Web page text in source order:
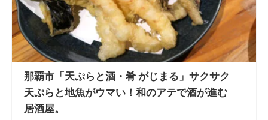
那覇市「天ぷらと酒・肴 がじまる」サクサク
天ぷらと地魚がウマい！和のアテで酒が進む
居酒屋。